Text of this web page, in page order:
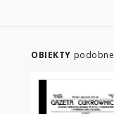
OBIEKTY podobne